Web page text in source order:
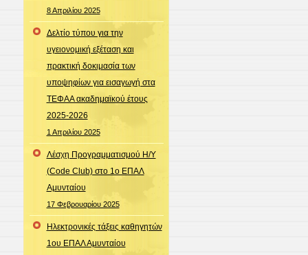
8 Απριλίου 2025
Δελτίο τύπου για την
υγειονομική εξέταση και
πρακτική δοκιμασία των
υποψηφίων για εισαγωγή στα
ΤΕΦΑΑ ακαδημαϊκού έτους
2025-2026
1 Απριλίου 2025
Λέσχη Προγραμματισμού Η/Υ
(Code Club) στο 1ο ΕΠΑΛ
Αμυνταίου
17 Φεβρουαρίου 2025
Ηλεκτρονικές τάξεις καθηγητών
1ου ΕΠΑΛ Αμυνταίου